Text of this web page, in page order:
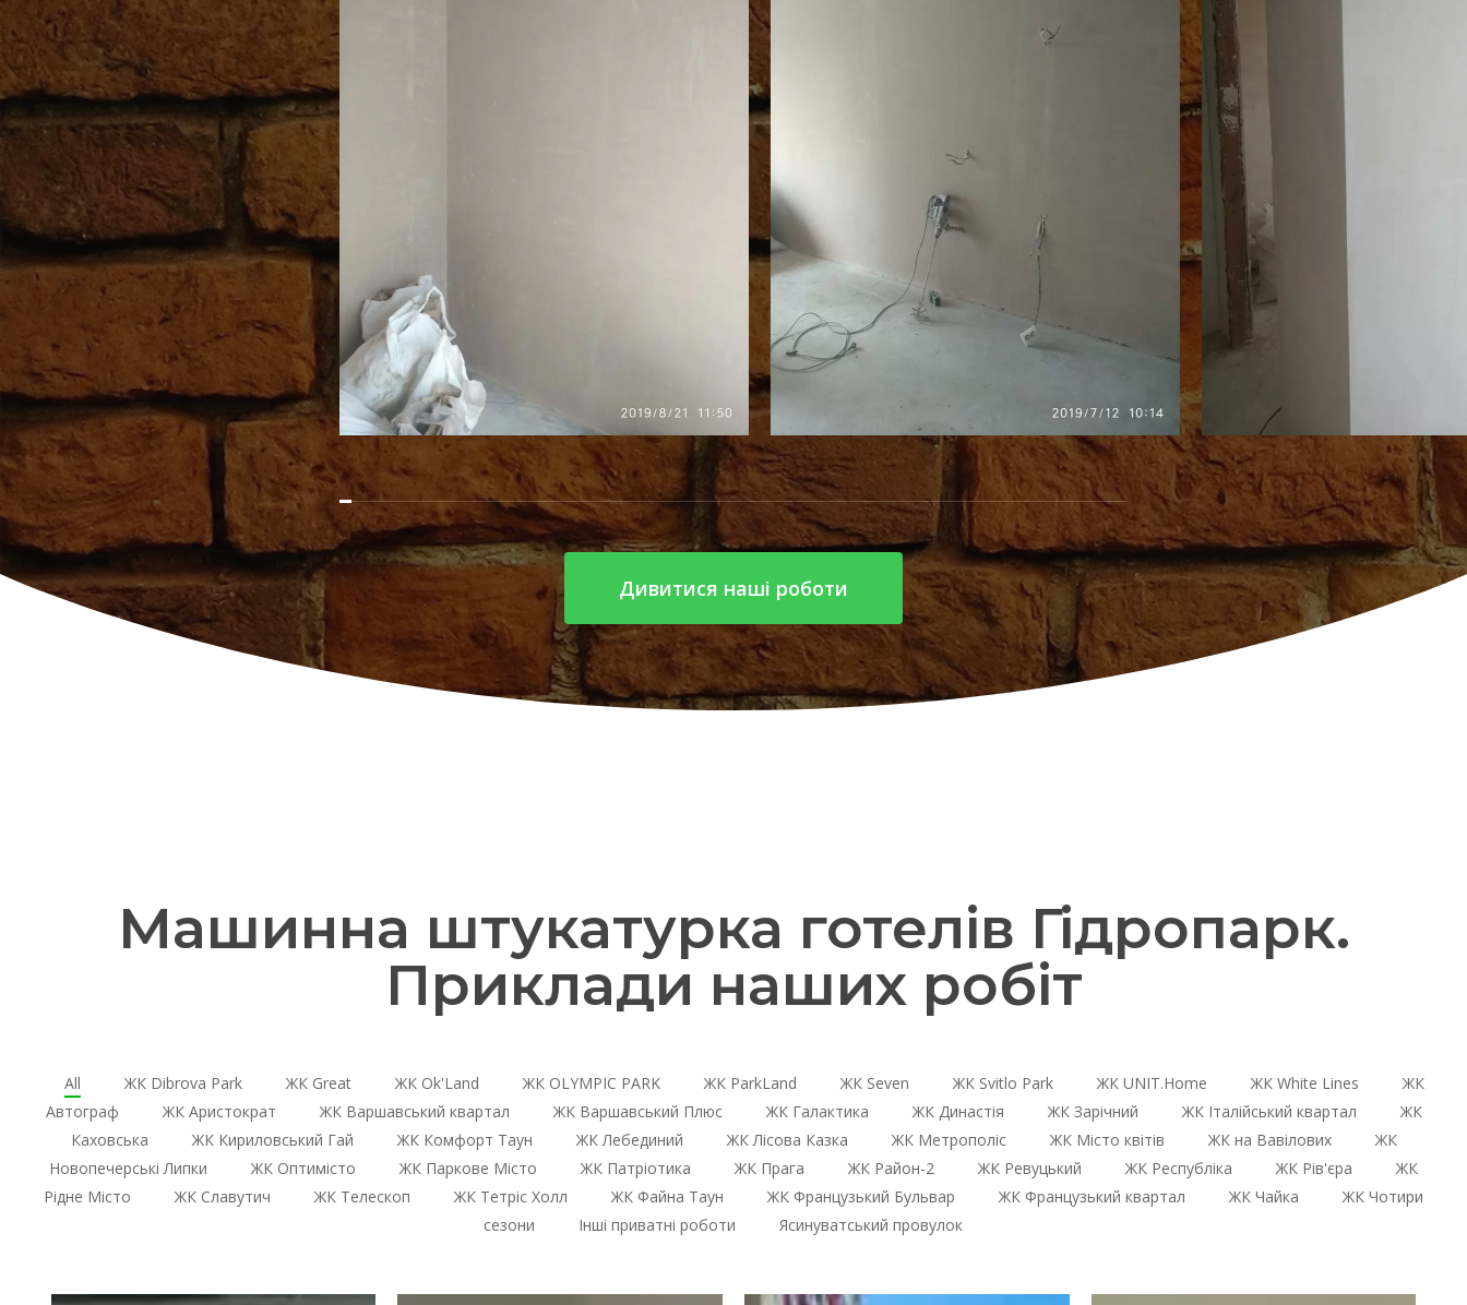
Дивитися наші роботи
Машинна штукатурка готелів Гідропарк.
Приклади наших робіт
All ЖК Dibrova Park ЖК Great ЖК Ok'Land ЖК OLYMPIC PARK ЖК ParkLand ЖК Seven ЖК Svitlo Park ЖК UNIT.Home ЖК White Lines
ЖК
Автограф
ЖК Аристократ ЖК Варшавський квартал ЖК Варшавський Плюс ЖК Галактика ЖК Династія ЖК Зарічний ЖК Італійський квартал
ЖК
Каховська
ЖК Кириловський Гай ЖК Комфорт Таун ЖК Лебединий ЖК Лісова Казка ЖК Метрополіс ЖК Місто квітів ЖК на Вавілових
ЖК
Новопечерські Липки
ЖК Оптимісто ЖК Паркове Місто ЖК Патріотика ЖК Прага ЖК Район-2 ЖК Ревуцький ЖК Республіка ЖК Рів'єра
ЖК
Рідне Місто
ЖК Славутич ЖК Телескоп ЖК Тетріс Холл ЖК Файна Таун ЖК Французький Бульвар ЖК Французький квартал ЖК Чайка
ЖК Чотири
сезони
Інші приватні роботи Ясинуватський провулок